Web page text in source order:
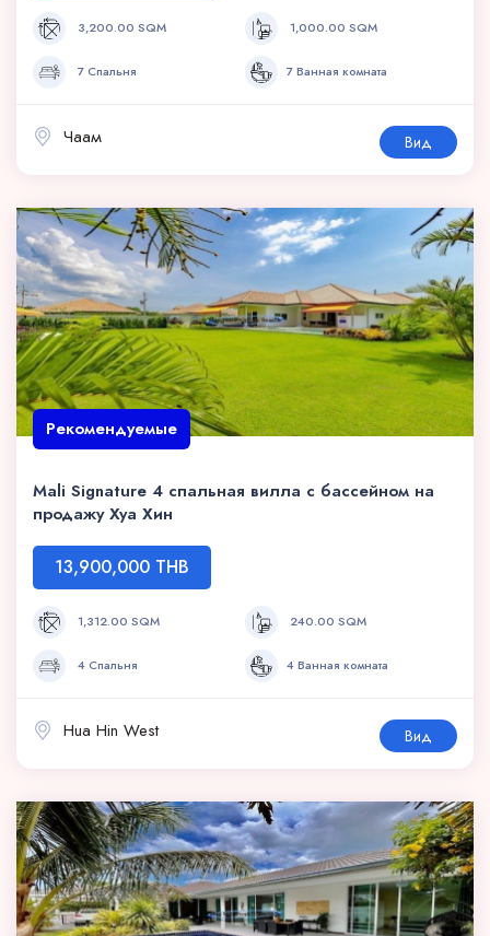
3,200.00 SQM 1,000.00 SQM
7 Спальня 7 Ванная комната
Чаам Вид
Рекомендуемые
Mali Signature 4 спальная вилла с бассейном на
продажу Хуа Хин
13,900,000 THB
1,312.00 SQM 240.00 SQM
4 Спальня 4 Ванная комната
Hua Hin West Вид